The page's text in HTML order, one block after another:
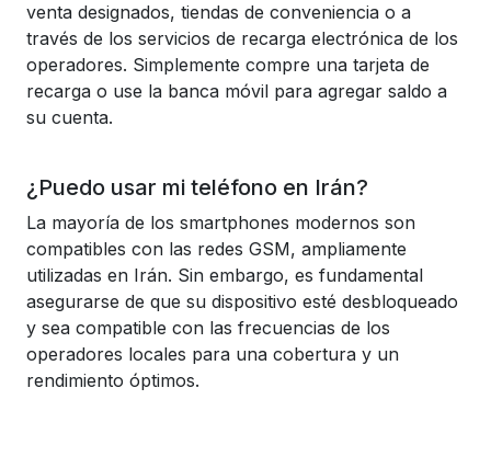
venta designados, tiendas de conveniencia o a
través de los servicios de recarga electrónica de los
operadores. Simplemente compre una tarjeta de
recarga o use la banca móvil para agregar saldo a
su cuenta.
¿Puedo usar mi teléfono en Irán?
La mayoría de los smartphones modernos son
compatibles con las redes GSM, ampliamente
utilizadas en Irán. Sin embargo, es fundamental
asegurarse de que su dispositivo esté desbloqueado
y sea compatible con las frecuencias de los
operadores locales para una cobertura y un
rendimiento óptimos.